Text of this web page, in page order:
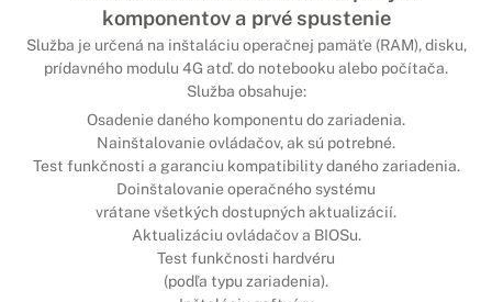
komponentov a prvé spustenie
Služba je určená na inštaláciu operačnej pamäťe (RAM), disku,
prídavného modulu 4G atď. do notebooku alebo počítača.
Služba obsahuje:
Osadenie daného komponentu do zariadenia.
Nainštalovanie ovládačov, ak sú potrebné.
Test funkčnosti a garanciu kompatibility daného zariadenia.
Doinštalovanie operačného systému
vrátane všetkých dostupných aktualizácií.
Aktualizáciu ovládačov a BIOSu.
Test funkčnosti hardvéru
(podľa typu zariadenia).